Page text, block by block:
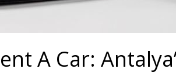
A Car: